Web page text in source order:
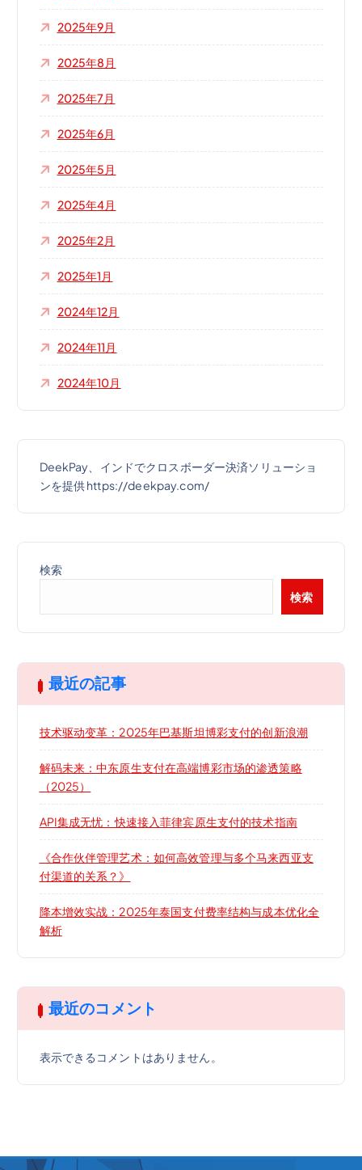
2025年9月
2025年8月
2025年7月
2025年6月
2025年5月
2025年4月
2025年2月
2025年1月
2024年12月
2024年11月
2024年10月
DeekPay、インドでクロスボーダー決済ソリューショ
ンを提供 https://deekpay.com/
検索
検索
最近の記事
技术驱动变革：2025年巴基斯坦博彩支付的创新浪潮
解码未来：中东原生支付在高端博彩市场的渗透策略
（2025）
API集成无忧：快速接入菲律宾原生支付的技术指南
《合作伙伴管理艺术：如何高效管理与多个马来西亚支
付渠道的关系？》
降本增效实战：2025年泰国支付费率结构与成本优化全
解析
最近のコメント
表示できるコメントはありません。